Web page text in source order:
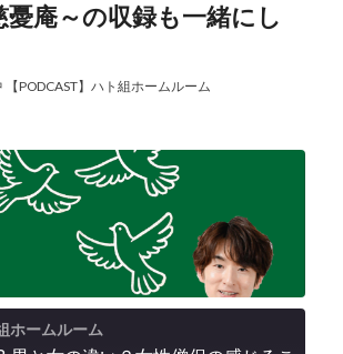
憂庵～の収録も一緒にし
【PODCAST】ハト組ホームルーム
ホームルーム